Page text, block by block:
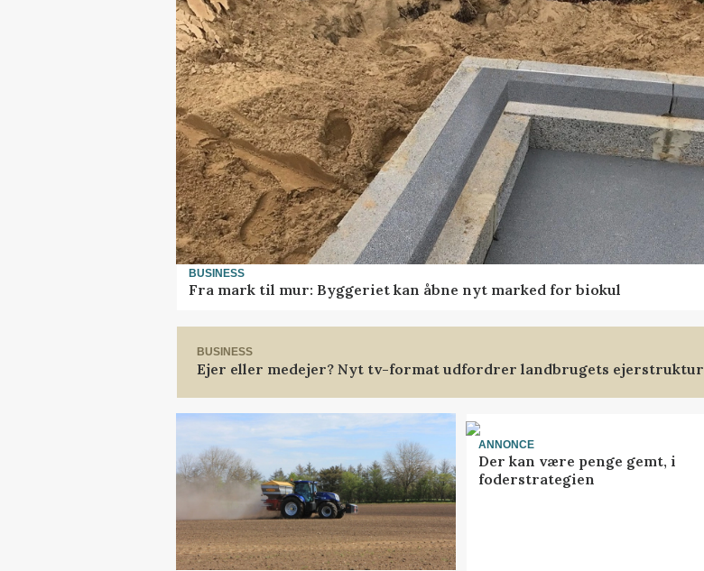
BUSINESS
Fra mark til mur: Byggeriet kan åbne nyt marked for biokul
BUSINESS
Ejer eller medejer? Nyt tv-format udfordrer landbrugets ejerstruktur
ANNONCE
Der kan være penge gemt, i
foderstrategien